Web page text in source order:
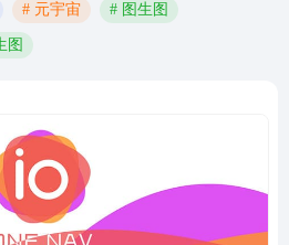
# 元宇宙 # 图生图
图